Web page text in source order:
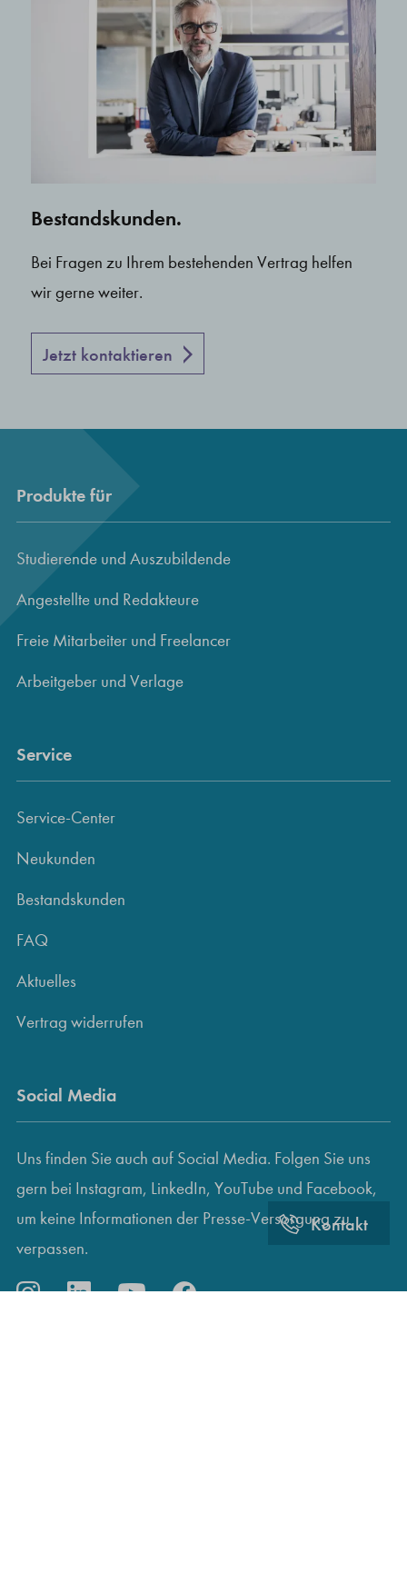
Bestandskunden.
Bei Fragen zu Ihrem bestehenden Vertrag helfen
wir gerne weiter.
Jetzt kontaktieren
Kontakt
Produkte für
Studierende und Auszubildende
Angestellte und Redakteure
Freie Mitarbeiter und Freelancer
Arbeitgeber und Verlage
Service
Service-Center
Neukunden
Bestandskunden
FAQ
Aktuelles
Vertrag widerrufen
Social Media
Uns finden Sie auch auf Social Media. Folgen Sie uns
gern bei Instagram, LinkedIn, YouTube und Facebook,
um keine Informationen der Presse-Versorgung zu
verpassen.